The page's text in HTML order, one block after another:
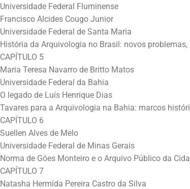
Universidade Federal Fluminense
Francisco Alcides Cougo Junior
Universidade Federal de Santa Maria
História da Arquivologia no Brasil: novos
CAPÍTULO 5
Maria Teresa Navarro de Britto Matos
Universidade Federal da Bahia
O legado de Luís Henrique Dias
Tavares para a Arquivologia na Bahia: marcos
CAPÍTULO 6
Suellen Alves de Melo
Universidade Federal de Minas Gerais
Norma de Góes Monteiro e o Arquivo Público da
CAPÍTULO 7
Natasha Hermida Pereira Castro da Silva